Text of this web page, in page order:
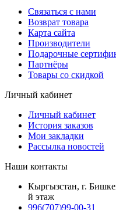
Связаться с нами
Возврат товара
Карта сайта
Производители
Подарочные
Партнёры
Товары со скидкой
Личный кабинет
Личный кабинет
История заказов
Мои закладки
Рассылка новостей
Наши контакты
Кыргызстан, г.
й этаж
996(707)99-00-31